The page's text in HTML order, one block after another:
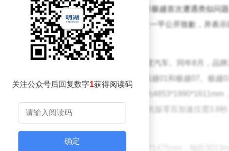
优化系统稳定性，以提升用户体验。这并非极越首次遭遇类似问
用程序离线、远程功能异常，当时CEO夏一平公开致歉，并表示
吉利控股集团与百度联合打造，前身为集度汽车。同年8月，品牌
领域。目前，极越旗下有两款主力车型：极越01和极越07。极越
，基于吉利SEA浩瀚架构开发，车身尺寸为4853*1990*1611mm
。该车型提供单电机和双电机版本，双电机版零百加速仅需3.8秒
关注公众号后回复数字1获得阅读码
确定